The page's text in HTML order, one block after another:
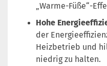
„Warme-Füße“-
Hohe
der
Heizbetrieb und
niedrig zu halten.